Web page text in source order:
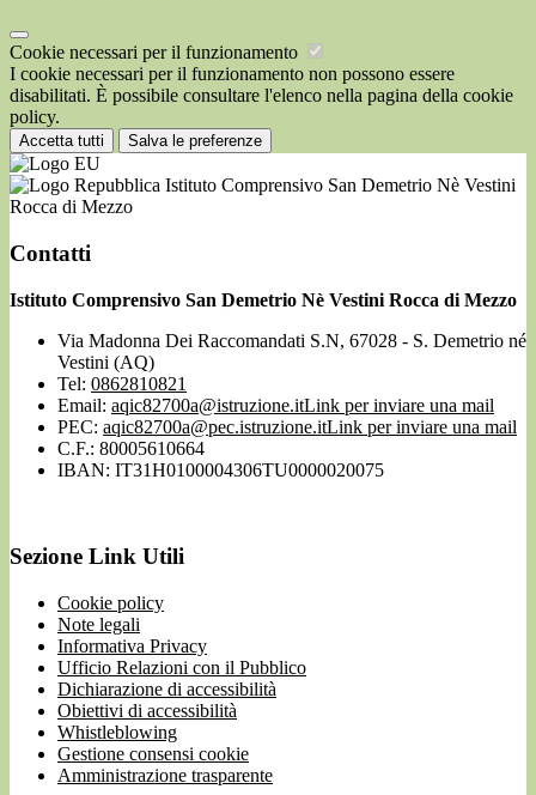
Cookie necessari per il funzionamento
I cookie necessari per il funzionamento non possono essere
disabilitati. È possibile consultare l'elenco nella pagina della cookie
policy.
Accetta tutti Salva le preferenze
Istituto Comprensivo San Demetrio Nè Vestini
Rocca di Mezzo
Contatti
Istituto Comprensivo San Demetrio Nè Vestini Rocca di Mezzo
Via Madonna Dei Raccomandati S.N, 67028 - S. Demetrio né
Vestini (AQ)
Tel: 0862810821
Email: aqic82700a@istruzione.itLink per inviare una mail
PEC: aqic82700a@pec.istruzione.itLink per inviare una mail
C.F.: 80005610664
IBAN: IT31H0100004306TU0000020075
Sezione Link Utili
Cookie policy
Note legali
Informativa Privacy
Ufficio Relazioni con il Pubblico
Dichiarazione di accessibilità
Obiettivi di accessibilità
Whistleblowing
Gestione consensi cookie
Amministrazione trasparente